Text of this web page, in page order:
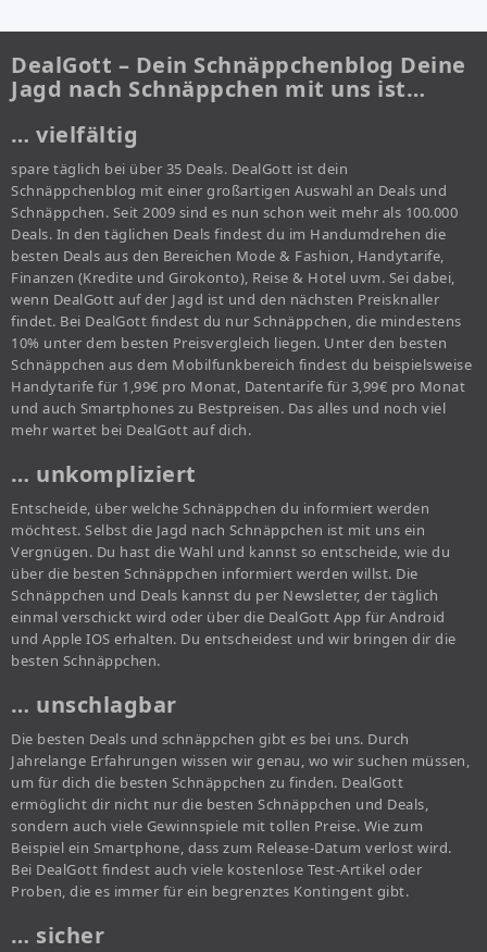
DealGott – Dein Schnäppchenblog Deine
Jagd nach Schnäppchen mit uns ist…
… vielfältig
spare täglich bei über 35 Deals. DealGott ist dein
Schnäppchenblog mit einer großartigen Auswahl an Deals und
Schnäppchen. Seit 2009 sind es nun schon weit mehr als 100.000
Deals. In den täglichen Deals findest du im Handumdrehen die
besten Deals aus den Bereichen Mode & Fashion, Handytarife,
Finanzen (Kredite und Girokonto), Reise & Hotel uvm. Sei dabei,
wenn DealGott auf der Jagd ist und den nächsten Preisknaller
findet. Bei DealGott findest du nur Schnäppchen, die mindestens
10% unter dem besten Preisvergleich liegen. Unter den besten
Schnäppchen aus dem Mobilfunkbereich findest du beispielsweise
Handytarife für 1,99€ pro Monat, Datentarife für 3,99€ pro Monat
und auch Smartphones zu Bestpreisen. Das alles und noch viel
mehr wartet bei DealGott auf dich.
… unkompliziert
Entscheide, über welche Schnäppchen du informiert werden
möchtest. Selbst die Jagd nach Schnäppchen ist mit uns ein
Vergnügen. Du hast die Wahl und kannst so entscheide, wie du
über die besten Schnäppchen informiert werden willst. Die
Schnäppchen und Deals kannst du per Newsletter, der täglich
einmal verschickt wird oder über die DealGott App für Android
und Apple IOS erhalten. Du entscheidest und wir bringen dir die
besten Schnäppchen.
… unschlagbar
Die besten Deals und schnäppchen gibt es bei uns. Durch
Jahrelange Erfahrungen wissen wir genau, wo wir suchen müssen,
um für dich die besten Schnäppchen zu finden. DealGott
ermöglicht dir nicht nur die besten Schnäppchen und Deals,
sondern auch viele Gewinnspiele mit tollen Preise. Wie zum
Beispiel ein Smartphone, dass zum Release-Datum verlost wird.
Bei DealGott findest auch viele kostenlose Test-Artikel oder
Proben, die es immer für ein begrenztes Kontingent gibt.
… sicher